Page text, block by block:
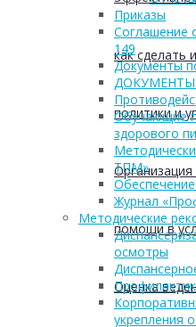
как сделать
политики и
помощи в
Оценка
Приказы
Соглашение
149
Документы
ДОКУМЕНТЫ
Обучающие
здорового
ТПМ»
Журнал
Методические
осмотры
укрепления